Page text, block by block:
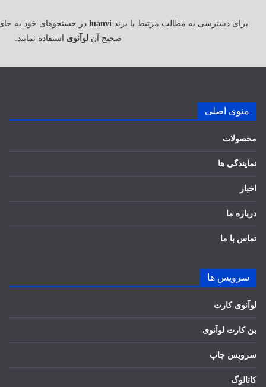
برای دسترسی به مطالب مرتبط با برندluanvi در جستجوهای خود به
صحیح آنلوآنوی استفاده نمایید.
منوی اصلی
محصولات
نمایندگی ها
اخبار
درباره ما
تماس با ما
سرویس ها
لوآنوی کارت
بن کارت لوآنوی
سرویس چاپ
کاتالوگ